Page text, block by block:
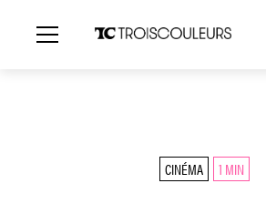
CINÉMA 1 MIN